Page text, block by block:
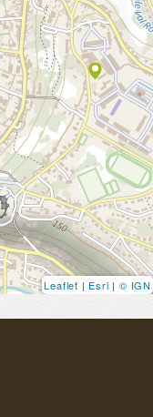
Leaflet | Esri | © IGN